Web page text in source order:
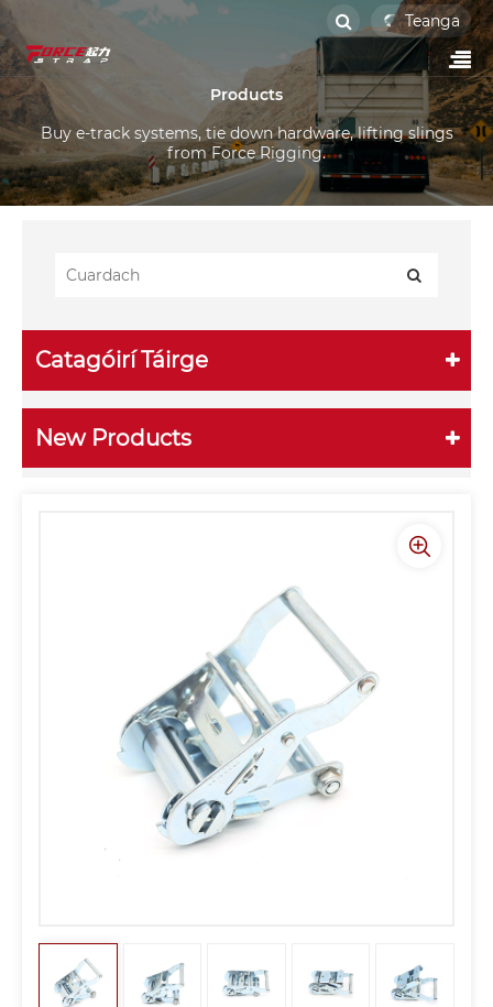
Teanga
Products
Buy e-track systems, tie down hardware, lifting slings
from Force Rigging.
Catagóirí Táirge
New Products